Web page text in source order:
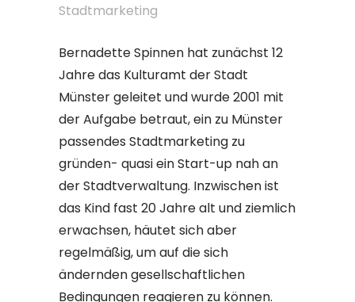
Stadtmarketing
Bernadette Spinnen hat zunächst 12
Jahre das Kulturamt der Stadt
Münster geleitet und wurde 2001 mit
der Aufgabe betraut, ein zu Münster
passendes Stadtmarketing zu
gründen- quasi ein Start-up nah an
der Stadtverwaltung. Inzwischen ist
das Kind fast 20 Jahre alt und ziemlich
erwachsen, häutet sich aber
regelmäßig, um auf die sich
ändernden gesellschaftlichen
Bedingungen reagieren zu können.